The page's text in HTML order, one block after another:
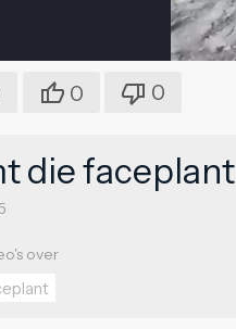
0 0
die faceplant
over